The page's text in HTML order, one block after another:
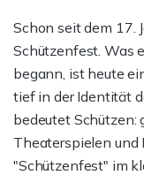
Schon seit dem 17.
Schützenfest. Was
begann, ist heute
tief in der Identität
bedeutet Schützen:
Theaterspielen und
"Schützenfest" im